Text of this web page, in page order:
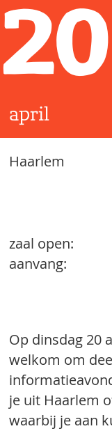
20
april
Haarlem
zaal open:
aanvang:
Op dinsdag 20
welkom om
je uit Haarlem
waarbij je aan